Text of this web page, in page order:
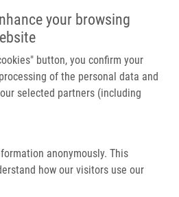
your browsing
button, you confirm your
of the personal data and
selected partners (including
anonymously. This
how our visitors use our